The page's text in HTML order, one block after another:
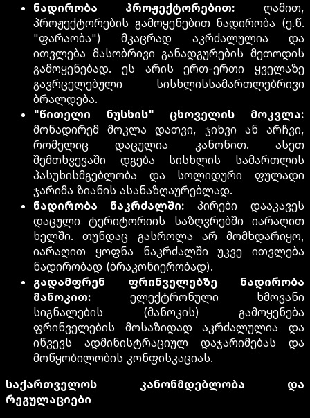
ნადირობა პროჟექტორებით: ღამით,
პროჟექტორების გამოყენებით ნადირობა (ე.წ.
"ფარაობა") მკაცრად აკრძალულია და
ითვლება მასობრივი განადგურების მეთოდის
გამოყენებად. ეს არის ერთ-ერთი ყველაზე
გავრცელებული სისხლისსამართლებრივი
ბრალდება.
"წითელი ნუსხის" ცხოველის მოკვლა:
მონადირემ მოკლა დათვი, ჯიხვი ან არჩვი,
რომელიც დაცულია კანონით. ასეთ
შემთხვევაში დგება სისხლის სამართლის
პასუხისმგებლობა და სოლიდური ფულადი
ჯარიმა ზიანის ასანაზღაურებლად.
ნადირობა ნაკრძალში: პირები დააკავეს
დაცული ტერიტორიის საზღვრებში იარაღით
ხელში. თუნდაც გასროლა არ მომხდარიყო,
იარაღით ყოფნა ნაკრძალში უკვე ითვლება
ნადირობად (ბრაკონიერობად).
გადამფრენ ფრინველებზე ნადირობა
მანოკით: ელექტრონული ხმოვანი
სიგნალების (მანოკის) გამოყენება
ფრინველების მოსაზიდად აკრძალულია და
იწვევს ადმინისტრაციულ დაჯარიმებას და
მოწყობილობის კონფისკაციას.
საქართველოს კანონმდებლობა და
რეგულაციები